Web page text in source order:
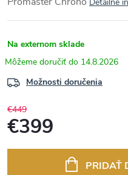
Na externom sklade
14.8.2026
Možnosti doručenia
€449
€399
PRIDAŤ